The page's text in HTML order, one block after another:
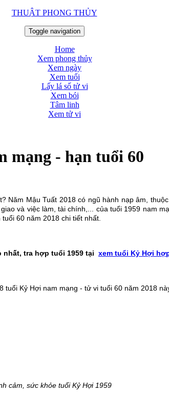
THUẬT PHONG THỦY
Toggle navigation
Home
Xem phong thủy
Xem ngày
Xem tuổi
Lấy lá số tử vi
Xem bói
Tâm linh
Xem tử vi
mạng - hạn tuổi 60
Mậu Tuất 2018 có ngũ hành nạp âm,
và việc làm, tài chính,... của tuổi 1959 nam
60 năm 2018 chi tiết nhất.
tra hợp tuổi 1959 tại xem tuổi Kỷ Hợi
Kỷ Hợi nam mạng - tử vi tuổi 60 năm 2018
cảm, sức khỏe tuổi Kỷ Hợi 1959